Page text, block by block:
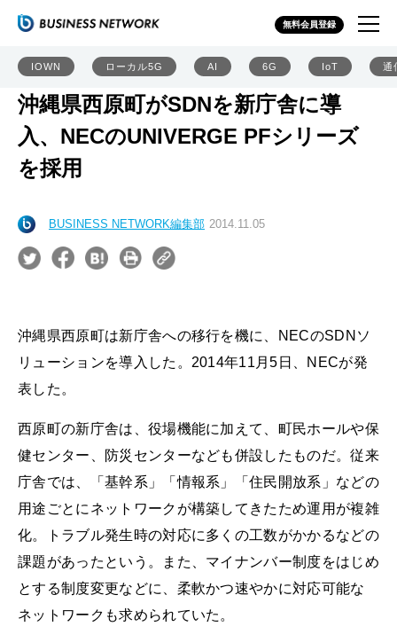
無料会員登録
IOWN ローカル5G AI 6G IoT 通
沖縄県西原町がSDNを新庁舎に導
入、NECのUNIVERGE PFシリーズ
を採用
BUSINESS NETWORK編集部 2014.11.05
沖縄県西原町は新庁舎への移行を機に、NECのSDNソ
リューションを導入した。2014年11月5日、NECが発
表した。
西原町の新庁舎は、役場機能に加えて、町民ホールや保
健センター、防災センターなども併設したものだ。従来
庁舎では、「基幹系」「情報系」「住民開放系」などの
用途ごとにネットワークが構築してきたため運用が複雑
化。トラブル発生時の対応に多くの工数がかかるなどの
課題があったという。また、マイナンバー制度をはじめ
とする制度変更などに、柔軟かつ速やかに対応可能な
ネットワークも求められていた。